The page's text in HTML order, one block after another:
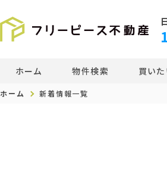
ホーム 物件検索 買い
ホーム 新着情報一覧